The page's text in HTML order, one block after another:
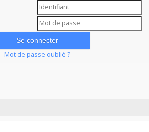
Mot de passe oublié ?